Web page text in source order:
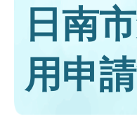
日南
用申